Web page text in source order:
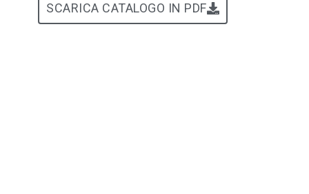
SCARICA CATALOGO IN PDF